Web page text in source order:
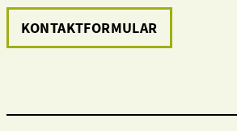
KONTAKTFORMULAR